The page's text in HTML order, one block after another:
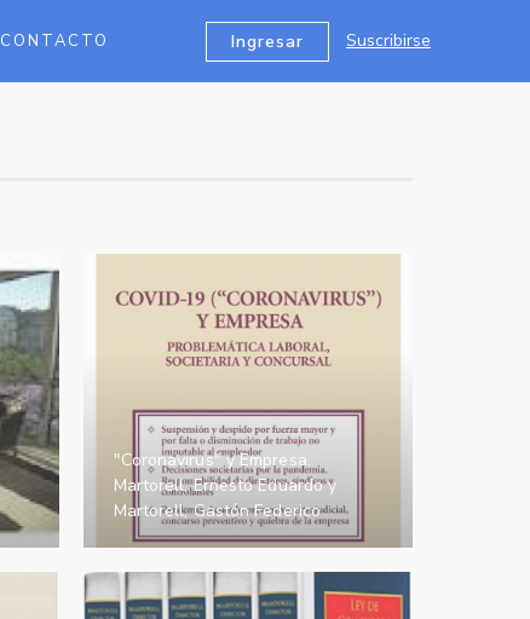
CONTACTO Ingresar Suscribirse
"Coronavirus" y Empresa.
Martorell, Ernesto Eduardo y
Martorell, Gastón Federico